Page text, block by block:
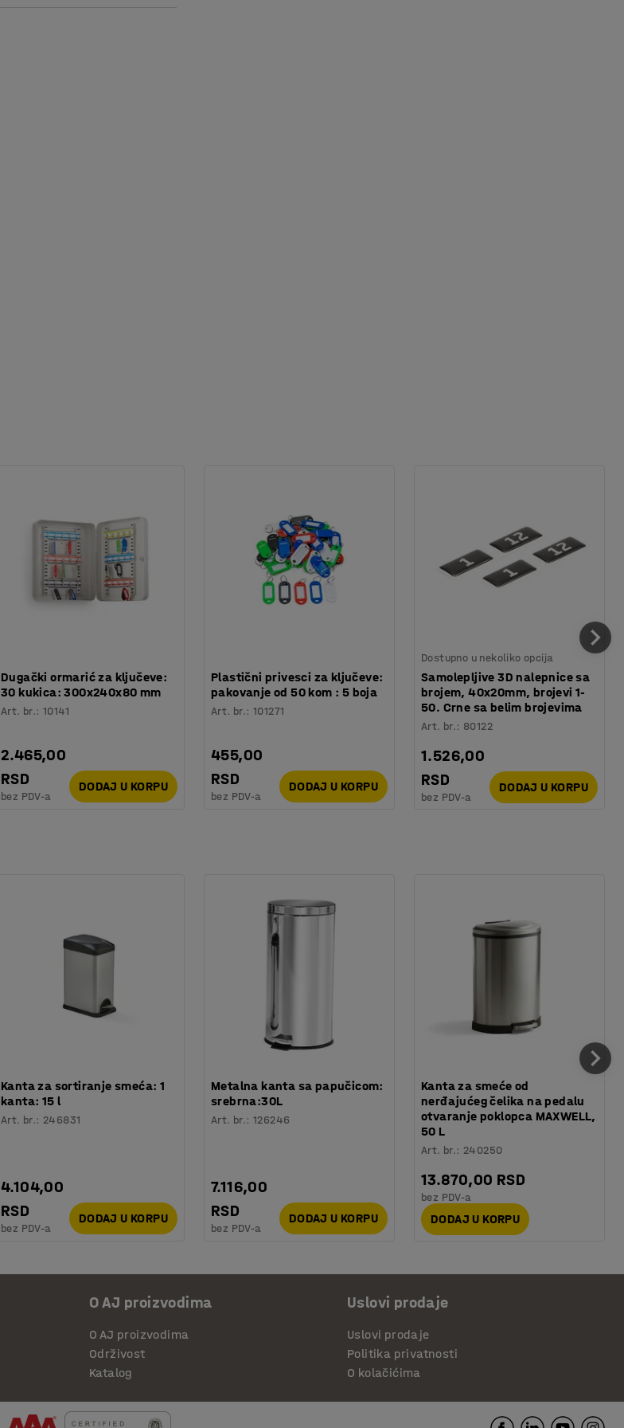
Dugački ormarić za ključeve:
30 kukica: 300x240x80 mm
Art. br.:10141
2.465,00
RSD
bez PDV-a
DODAJ U KORPU
Plastični privesci za ključeve:
pakovanje od 50 kom : 5 boja
Art. br.:101271
455,00
RSD
bez PDV-a
DODAJ U KORPU
Dostupno u nekoliko opcija
Samolepljive 3D nalepnice sa
brojem, 40x20mm, brojevi 1-
50. Crne sa belim brojevima
Art. br.: 80122
1.526,00
RSD
bez PDV-a
DODAJ U KORPU
Kanta za sortiranje smeća: 1
kanta: 15 l
Art. br.: 246831
4.104,00
RSD
bez PDV-a
DODAJ U KORPU
Metalna kanta sa papučicom:
srebrna:30L
Art. br.:126246
7.116,00
RSD
bez PDV-a
DODAJ U KORPU
Kanta za smeće od
nerđajućeg čelika na pedalu
otvaranje poklopca MAXWELL,
50 L
Art. br.: 240250
13.870,00 RSD
bez PDV-a
DODAJ U KORPU
O AJ proizvodima
O AJ proizvodima
Održivost
Katalog
Uslovi prodaje
Uslovi prodaje
Politika privatnosti
O kolačićima